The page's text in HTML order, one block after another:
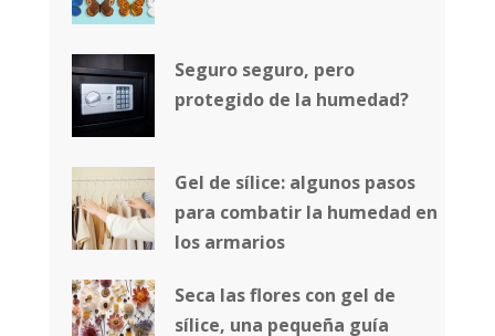
Seguro seguro, pero
protegido de la humedad?
Gel de sílice: algunos pasos
para combatir la humedad en
los armarios
Seca las flores con gel de
sílice, una pequeña guía